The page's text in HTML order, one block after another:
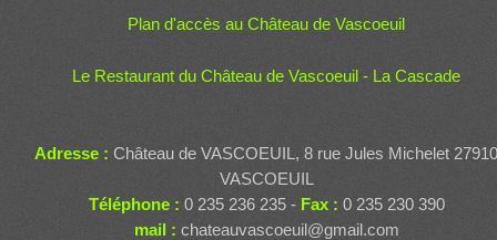
Plan d'accès au Château de Vascoeuil
Le Restaurant du Château de Vascoeuil - La Cascade
Adresse : Château de VASCOEUIL, 8 rue Jules Michelet
VASCOEUIL
Téléphone : 0 235 236 235 - Fax : 0 235 230 390
mail : chateauvascoeuil@gmail.com